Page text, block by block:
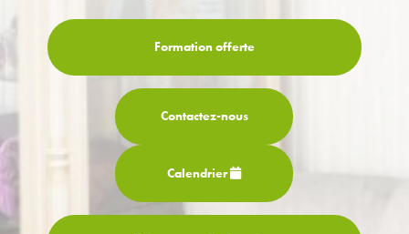
Formation offerte
Contactez-nous
Calendrier